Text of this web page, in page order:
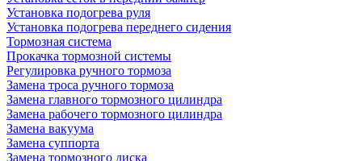
Установка подогрева руля
Установка подогрева переднего сидения
Тормозная система
Прокачка тормозной системы
Регулировка ручного тормоза
Замена троса ручного тормоза
Замена главного тормозного цилиндра
Замена рабочего тормозного цилиндра
Замена вакуума
Замена суппорта
Замена тормозного диска